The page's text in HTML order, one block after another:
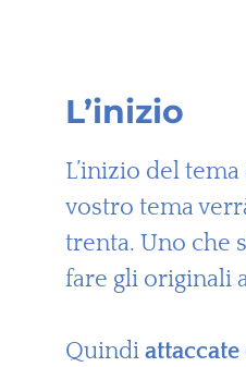
L’inizio
L’inizio del
vostro tema
trenta. Uno che
fare gli originali
Quindi